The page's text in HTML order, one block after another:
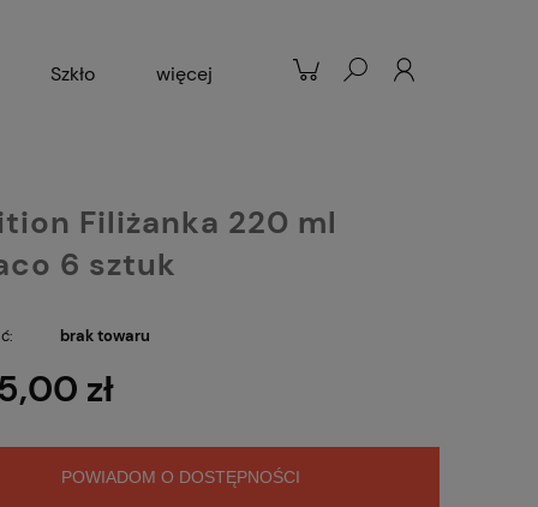
Szkło więcej
Filiżanka 220 ml
6 sztuk
brak towaru
zł
POWIADOM O DOSTĘPNOŚCI